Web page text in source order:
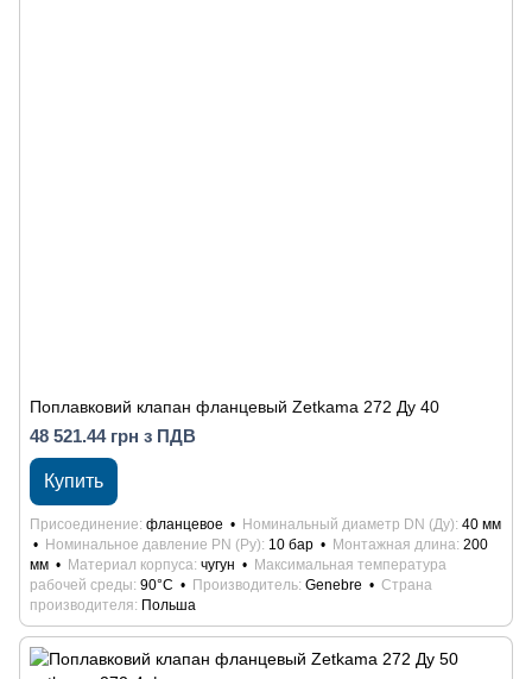
Поплавковий клапан фланцевый Zetkama 272 Ду 40
48 521.44 грн з ПДВ
Купить
Присоединение фланцевое Номинальный диаметр DN (Ду) 40 мм
Номинальное давление PN (Ру) 10 бар Монтажная длина 200
мм
Материал корпуса чугун
Максимальная температура
рабочей среды 90°С Производитель Genebre
Страна
производителя
Польша